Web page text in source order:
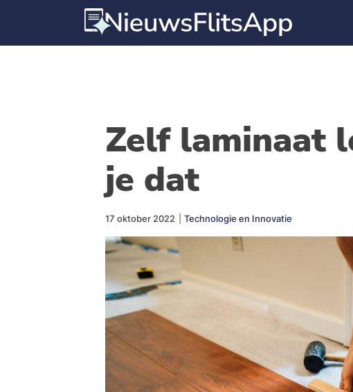
Zelf laminaat
je dat
17 oktober 2022 Technologie en Innovatie